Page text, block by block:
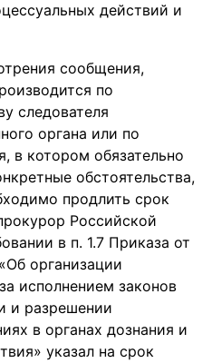
действий и
сообщения,
по
следователя
органа или по
в котором обязательно
обстоятельства,
продлить срок
Российской
в п. 1.7 Приказа от
организации
исполнением законов
и разрешении
в органах дознания и
указал на срок